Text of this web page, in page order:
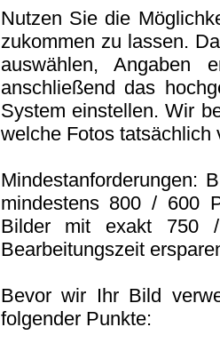
Nutzen Sie die
zukommen zu lassen.
auswählen, Angaben
anschließend das
System einstellen. Wir
welche Fotos tatsächlich
Mindestanforderungen:
mindestens 800 / 600
Bilder mit exakt 750
Bearbeitungszeit
Bevor wir Ihr Bild
folgender Punkte: